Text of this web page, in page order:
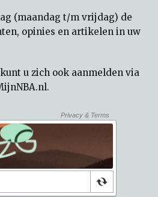
(maandag t/m vrijdag) de
opinies en artikelen in uw
u zich ook aanmelden via
.